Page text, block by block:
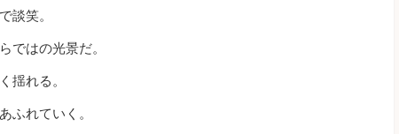
談笑。
ではの光景だ。
揺れる。
ふれていく。